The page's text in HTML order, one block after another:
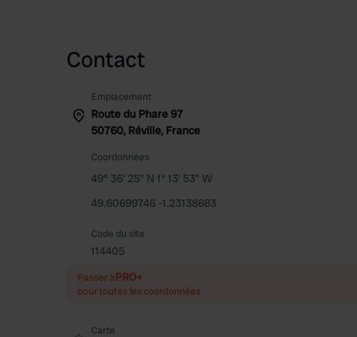
Contact
Emplacement
Route du Phare 97
50760, Réville, France
Coordonnées
49° 36' 25" N 1° 13' 53" W
49.60699746 -1.23138683
Code du site
114405
Passer àPRO+
pour toutes les coordonnées
Carte